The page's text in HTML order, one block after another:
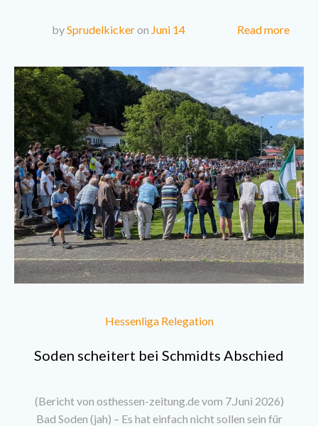
bySprudelkickeron Juni 14 Read more
Hessenliga Relegation
Soden scheitert bei Schmidts Abschied
(Bericht von osthessen-zeitung.de vom 7.Juni 2026)
Bad Soden (jah) – Es hat einfach nicht sollen sein für